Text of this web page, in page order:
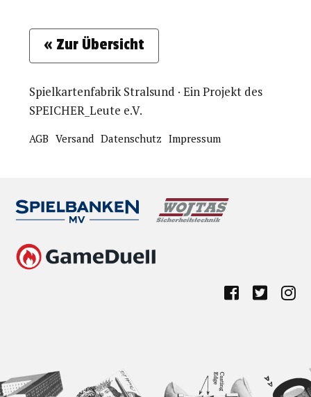
« Zur Übersicht
Spielkartenfabrik Stralsund · Ein Projekt des
SPEICHER_Leute e.V.
AGB Versand Datenschutz Impressum